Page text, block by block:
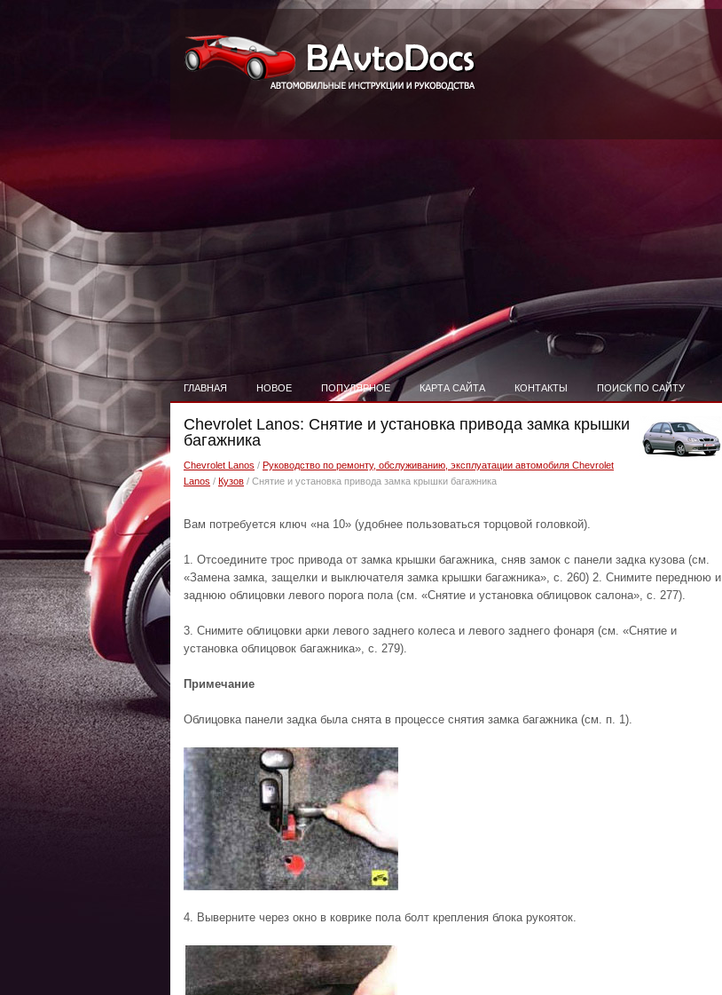
ГЛАВНАЯ НОВОЕ ПОПУЛЯРНОЕ КАРТА САЙТА КОНТАКТЫ ПОИСК ПО САЙТУ
Chevrolet Lanos: Снятие и установка привода замка крышки
багажника
Chevrolet Lanos / Руководство по ремонту, обслуживанию, эксплуатации автомобиля Chevrolet
Lanos / Кузов / Снятие и установка привода замка крышки багажника
Вам потребуется ключ «на 10» (удобнее пользоваться торцовой головкой).
1. Отсоедините трос привода от замка крышки багажника, сняв замок с панели задка кузова (см.
«Замена замка, защелки и выключателя замка крышки багажника», с. 260) 2. Снимите переднюю и
заднюю облицовки левого порога пола (см. «Снятие и установка облицовок салона», с. 277).
3. Снимите облицовки арки левого заднего колеса и левого заднего фонаря (см. «Снятие и
установка облицовок багажника», с. 279).
Примечание
Облицовка панели задка была снята в процессе снятия замка багажника (см. п. 1).
4. Выверните через окно в коврике пола болт крепления блока рукояток.